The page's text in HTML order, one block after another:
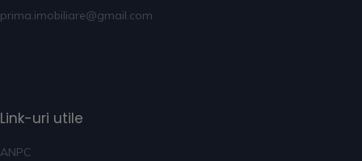
prima.imobiliare@gmail.com
Link-uri utile
ANPC